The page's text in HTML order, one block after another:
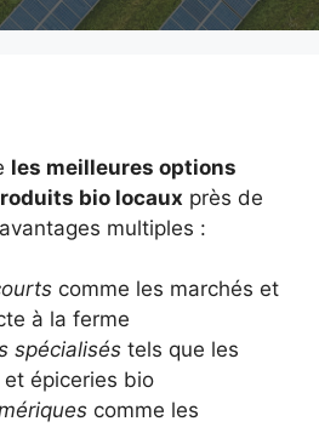
les meilleures options
bio locaux près de
multiples :
comme les marchés et
à la ferme
spécialisés tels que les
épiceries bio
comme les